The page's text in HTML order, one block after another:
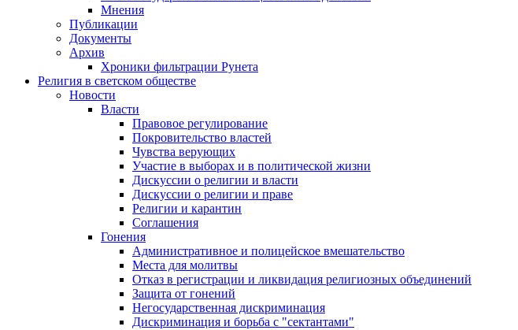
Мнения
Публикации
Документы
Архив
Хроники фильтрации Рунета
Религия в светском обществе
Новости
Власти
Правовое регулирование
Покровительство властей
Чувства верующих
Участие в выборах и в политической жизни
Дискуссии о религии и власти
Дискуссии о религии и праве
Религии и карантин
Соглашения
Гонения
Административное и полицейское вмешательство
Места для молитвы
Отказ в регистрации и ликвидация религиозных объединений
Защита от гонений
Негосударственная дискриминация
Дискриминация и борьба с "сектантами"